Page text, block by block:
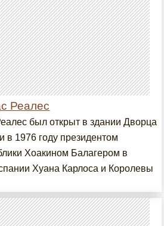
Реалес
был открыт в здании Дворца
в 1976 году президентом
Хоакином Балагером в
Хуана Карлоса и Королевы